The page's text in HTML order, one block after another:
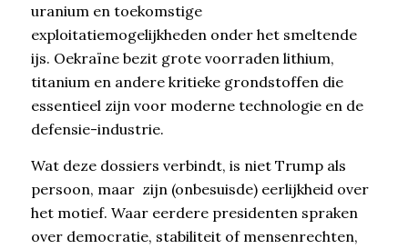
uranium en toekomstige
exploitatiemogelijkheden onder het smeltende
ijs. Oekraïne bezit grote voorraden lithium,
titanium en andere kritieke grondstoffen die
essentieel zijn voor moderne technologie en de
defensie-industrie.
Wat deze dossiers verbindt, is niet Trump als
persoon, maar zijn (onbesuisde) eerlijkheid over
het motief. Waar eerdere presidenten spraken
over democratie, stabiliteit of mensenrechten,